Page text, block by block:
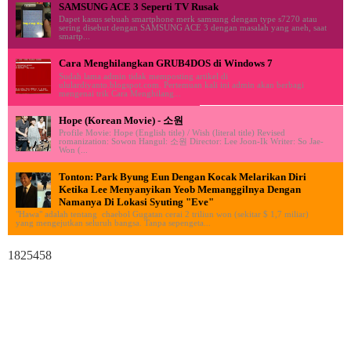
SAMSUNG ACE 3 Seperti TV Rusak
Dapet kasus sebuah smartphone merk samsung dengan type s7270 atau
sering disebut dengan SAMSUNG ACE 3 dengan masalah yang aneh, saat
smartp...
Cara Menghilangkan GRUB4DOS di Windows 7
Sudah lama admin tidak memposting artikel di
ululardiyanto.blogspot.com. Pertemuan kali ini admin akan berbagi
mengenai trik Cara Menghilang...
Hope (Korean Movie) - 소원
Profile Movie: Hope (English title) / Wish (literal title) Revised
romanization: Sowon Hangul: 소원 Director: Lee Joon-Ik Writer: So Jae-
Won (...
Tonton: Park Byung Eun Dengan Kocak Melarikan Diri
Ketika Lee Menyanyikan Yeob Memanggilnya Dengan
Namanya Di Lokasi Syuting "Eve"
"Hawa" adalah tentang chaebol Gugatan cerai 2 triliun won (sekitar $ 1,7 miliar)
yang mengejutkan seluruh bangsa. Tanpa sepengeta...
1825458